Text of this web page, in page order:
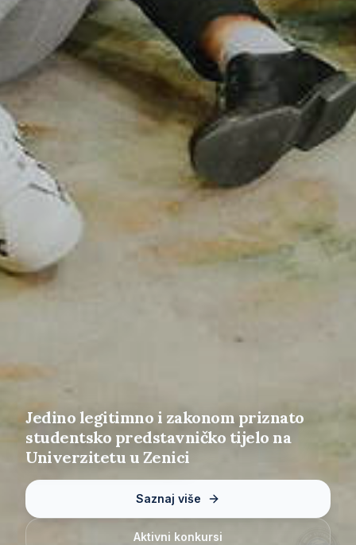
Jedino legitimno i zakonom priznato
studentsko predstavničko tijelo na
Univerzitetu u Zenici
Saznaj više
Aktivni konkursi